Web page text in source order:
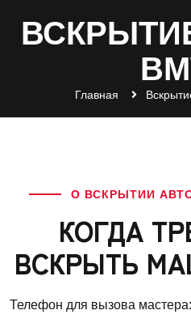
Главная
О ВСКРЫТИИ
КОГДА
ВСКРЫТЬ
Телефон для вызова мастера: